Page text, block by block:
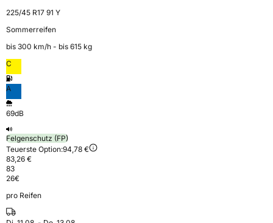
225/45 R17 91 Y
Sommerreifen
bis 300 km⁠/⁠h - bis 615 kg
C
A
69dB
Felgenschutz (FP)
Teuerste Option:94,78 €
83,26 €
83
26€
pro Reifen